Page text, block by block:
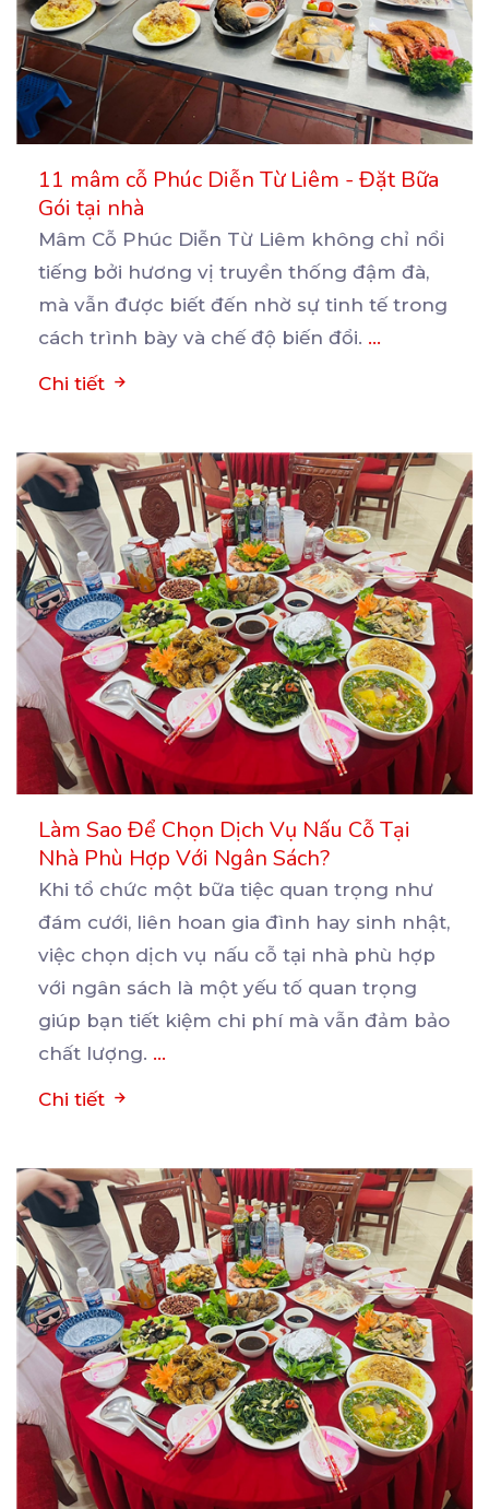
11 mâm cỗ Phúc Diễn Từ Liêm - Đặt Bữa
Gói tại nhà
Mâm Cỗ Phúc Diễn Từ Liêm không chỉ nổi
tiếng bởi hương vị truyền thống đậm đà,
mà vẫn được biết đến nhờ sự tinh tế trong
cách trình bày và chế độ biến đổi. ...
Chi tiết
Làm Sao Để Chọn Dịch Vụ Nấu Cỗ Tại
Nhà Phù Hợp Với Ngân Sách?
Khi tổ chức một bữa tiệc quan trọng như
đám cưới, liên hoan gia đình hay sinh nhật,
việc chọn dịch vụ nấu cỗ tại nhà phù hợp
với ngân sách là một yếu tố quan trọng
giúp bạn tiết kiệm chi phí mà vẫn đảm bảo
chất lượng. ...
Chi tiết